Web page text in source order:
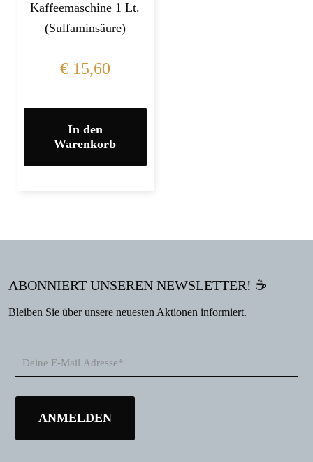
Kaffeemaschine 1 Lt.
(Sulfaminsäure)
€15,60
In den
Warenkorb
ABONNIERT UNSEREN NEWSLETTER! ☕
Bleiben Sie über unsere neuesten Aktionen informiert.